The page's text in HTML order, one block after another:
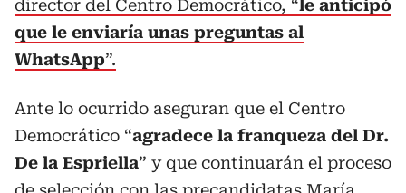
director del Centro Democrático, “le anticipó
que le enviaría unas preguntas al
WhatsApp”.
Ante lo ocurrido aseguran que el Centro
Democrático “agradece la franqueza del Dr.
De la Espriella” y que continuarán el proceso